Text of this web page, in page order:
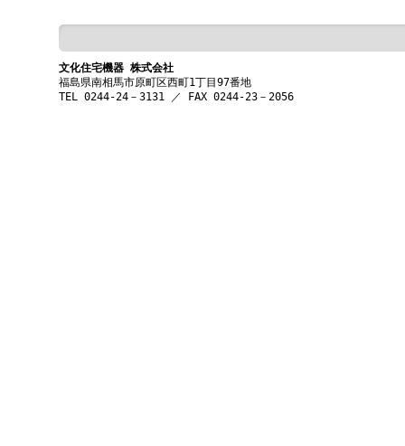
文化住宅機器 株式会社
福島県南相馬市原町区西町1丁目97番地
TEL 0244-24－3131 ／ FAX 0244-23－2056